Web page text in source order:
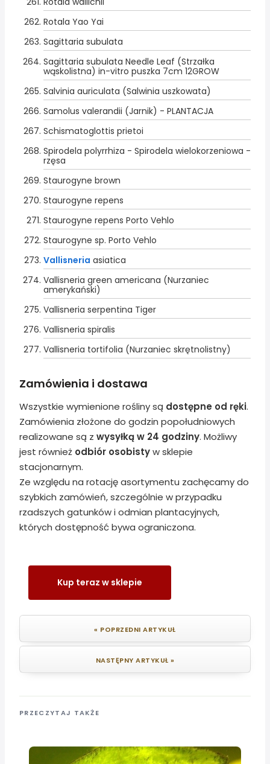
Rotala Yao Yai
Sagittaria subulata
Sagittaria subulata Needle Leaf (Strzałka
wąskolistna) in-vitro puszka 7cm 12GROW
Salvinia auriculata (Salwinia uszkowata)
Samolus valerandii (Jarnik) - PLANTACJA
Schismatoglottis prietoi
Spirodela polyrrhiza - Spirodela wielokorzeniowa -
rzęsa
Staurogyne brown
Staurogyne repens
Staurogyne repens Porto Vehlo
Staurogyne sp. Porto Vehlo
Vallisneria asiatica
Vallisneria green americana (Nurzaniec
amerykański)
Vallisneria serpentina Tiger
Vallisneria spiralis
Vallisneria tortifolia (Nurzaniec skrętnolistny)
Zamówienia i dostawa
Wszystkie wymienione rośliny są dostępne od ręki.
Zamówienia złożone do godzin popołudniowych
realizowane są z wysyłką w 24 godziny. Możliwy
jest również odbiór osobistyw sklepie
stacjonarnym.
Ze względu na rotację asortymentu zachęcamy do
szybkich zamówień, szczególnie w przypadku
rzadszych gatunków i odmian plantacyjnych,
których dostępność bywa ograniczona.
Kup teraz w sklepie
« POPRZEDNI ARTYKUŁ
NASTĘPNY ARTYKUŁ »
PRZECZYTAJ TAKŻE